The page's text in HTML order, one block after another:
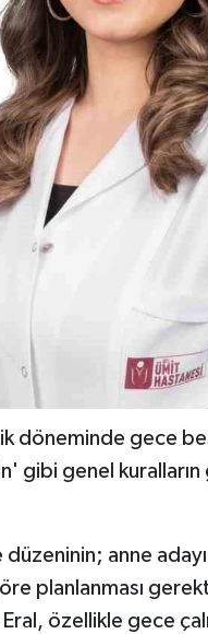
döneminde gece
gibi genel
anne
planlanması
özellikle gece